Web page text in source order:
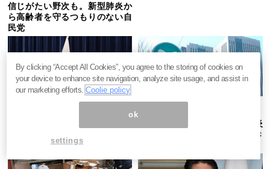
信じがたい野次も。新型肺炎か
ら高齢者を守るつもりのない自
民党
原発事故と同じ構図。新型肺炎
に官僚システムが太刀打ちでき
By clicking “Accept All Cookies”, you agree to the storing of cookies on
your device to enhance site navigation, analyze site usage, and assist in
our marketing efforts.Coolie policy
ok
settings